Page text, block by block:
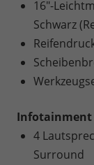
16"-
Schwarz
4
Surround